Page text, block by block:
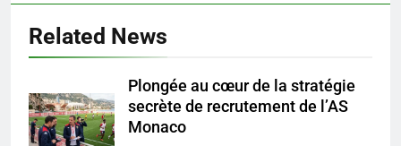
Related News
Plongée au cœur de la stratégie
secrète de recrutement de l’AS
Monaco
5
Infection chronique de l’oreille :
tout ce qu’il faut savoir sur les